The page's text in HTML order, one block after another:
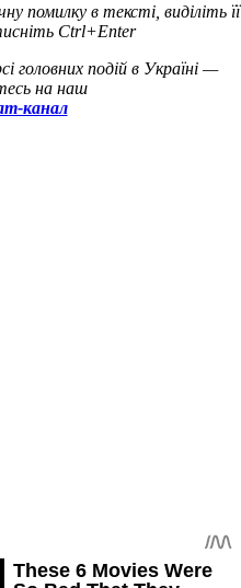
помилку в тексті, виділіть її
Ctrl+Enter
головних подій в Україні —
на наш
канал